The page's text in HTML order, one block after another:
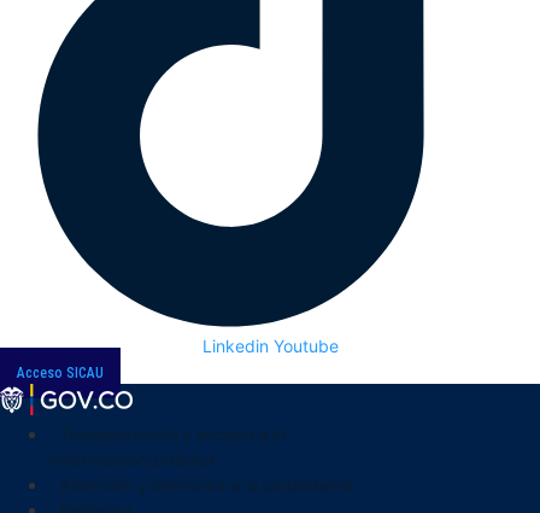
Linkedin Youtube
Acceso SICAU